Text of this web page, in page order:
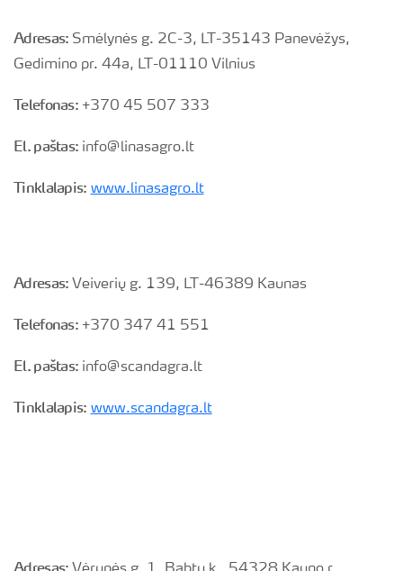
Adresas: Smėlynės g. 2C-3, LT-35143 Panevėžys,
Gedimino pr. 44a, LT-01110 Vilnius
Telefonas: +370 45 507 333
El. paštas: info@linasagro.lt
Tinklalapis: www.linasagro.lt
Adresas: Veiverių g. 139, LT-46389 Kaunas
Telefonas: +370 347 41 551
El. paštas: info@scandagra.lt
Tinklalapis: www.scandagra.lt
Adresas: